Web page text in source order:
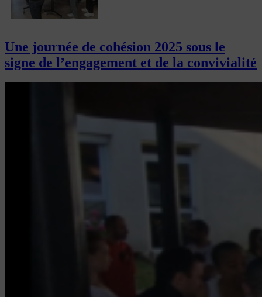
Une journée de cohésion 2025 sous le
signe de l’engagement et de la convivialité